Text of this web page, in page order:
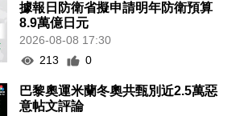
據報日防衛省擬申請明年防衛預算
8.9萬億日元
2026-08-08 17:30
213
0
巴黎奧運米蘭冬奧共甄別近2.5萬惡
意帖文評論